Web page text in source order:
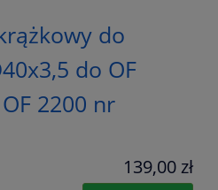
do
do OF
2200 nr
139,00 zł